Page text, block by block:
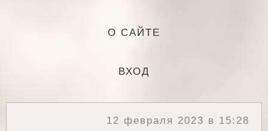
О САЙТЕ
ВХОД
12 февраля 2023 в 15:28